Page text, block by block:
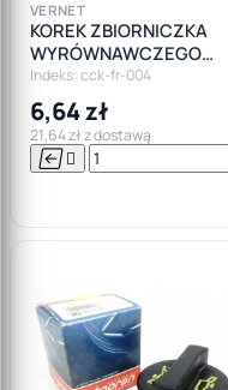
VERNET
KOREK ZBIORNICZKA
WYRÓWNAWCZEGO
FORD FOCUS I MK1
Indeks: cck-fr-004
6,64 zł
21,64 zł z dostawą
 